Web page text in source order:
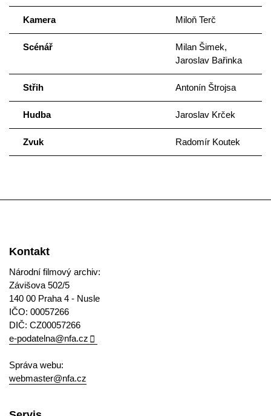
Kamera Miloň Terč
Scénář
Milan Šimek,
Jaroslav Bařinka
Střih Antonín Štrojsa
Hudba Jaroslav Krček
Zvuk Radomír Koutek
Kontakt
Národní filmový archiv:
Závišova 502/5
140 00 Praha 4 - Nusle
IČO: 00057266
DIČ: CZ00057266
e-podatelna@nfa.cz
Správa webu:
webmaster@nfa.cz